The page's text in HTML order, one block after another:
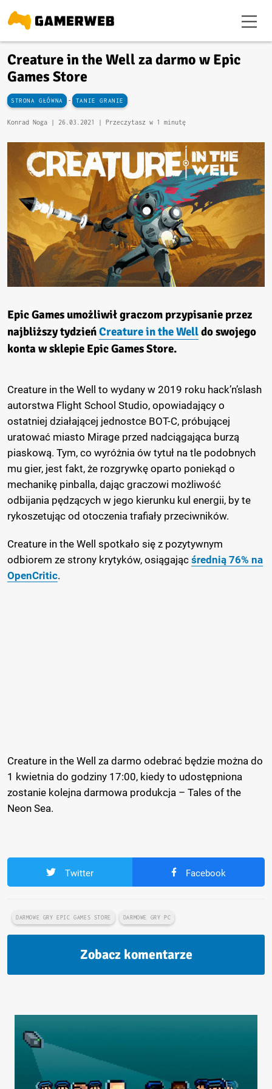
Creature in the Well za darmo w Epic
Games Store
STRONA GŁÓWNA - TANIE GRANIE
Konrad Noga | 26.03.2021 | Przeczytasz w 1 minutę
Epic Games umożliwił graczom przypisanie przez
najbliższy tydzieńCreature in the Welldo swojego
konta w sklepie Epic Games Store.
Creature in the Well to wydany w 2019 roku hack’n’slash
autorstwa Flight School Studio, opowiadający o
ostatniej działającej jednostce BOT-C, próbującej
uratować miasto Mirage przed nadciągająca burzą
piaskową. Tym, co wyróżnia ów tytuł na tle podobnych
mu gier, jest fakt, że rozgrywkę oparto poniekąd o
mechanikę pinballa, dając graczowi możliwość
odbijania pędzących w jego kierunku kul energii, by te
rykoszetując od otoczenia trafiały przeciwników.
Creature in the Well spotkało się z pozytywnym
odbiorem ze strony krytyków, osiągając średnią 76% na
OpenCritic.
Creature in the Well za darmo odebrać będzie można do
1 kwietnia do godziny 17:00, kiedy to udostępniona
zostanie kolejna darmowa produkcja – Tales of the
Neon Sea.
Twitter Facebook
DARMOWE GRY EPIC GAMES STORE DARMOWE GRY PC
Zobacz komentarze